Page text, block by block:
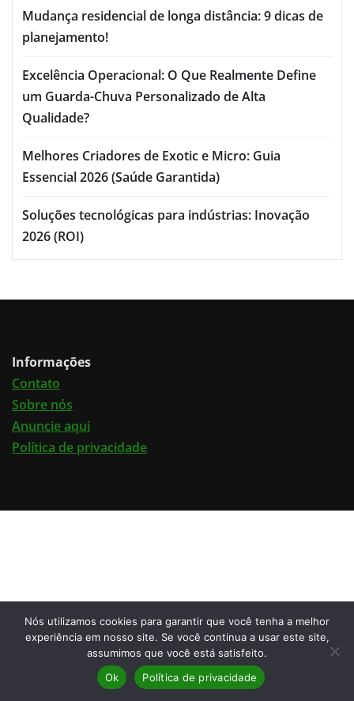
Mudança residencial de longa distância: 9 dicas de
planejamento!
Excelência Operacional: O Que Realmente Define
um Guarda-Chuva Personalizado de Alta
Qualidade?
Melhores Criadores de Exotic e Micro: Guia
Essencial 2026 (Saúde Garantida)
Soluções tecnológicas para indústrias: Inovação
2026 (ROI)
Informações
Contato
Sobre nós
Anuncie aqui
Política de privacidade
Nós utilizamos cookies para garantir que você tenha a melhor
experiência em nosso site. Se você continua a usar este site,
assumimos que você está satisfeito.
Ok
Política de privacidade